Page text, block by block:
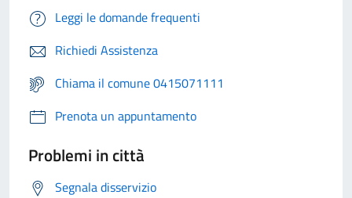
Leggi le domande frequenti
Richiedi Assistenza
Chiama il comune 0415071111
Prenota un appuntamento
Problemi in città
Segnala disservizio